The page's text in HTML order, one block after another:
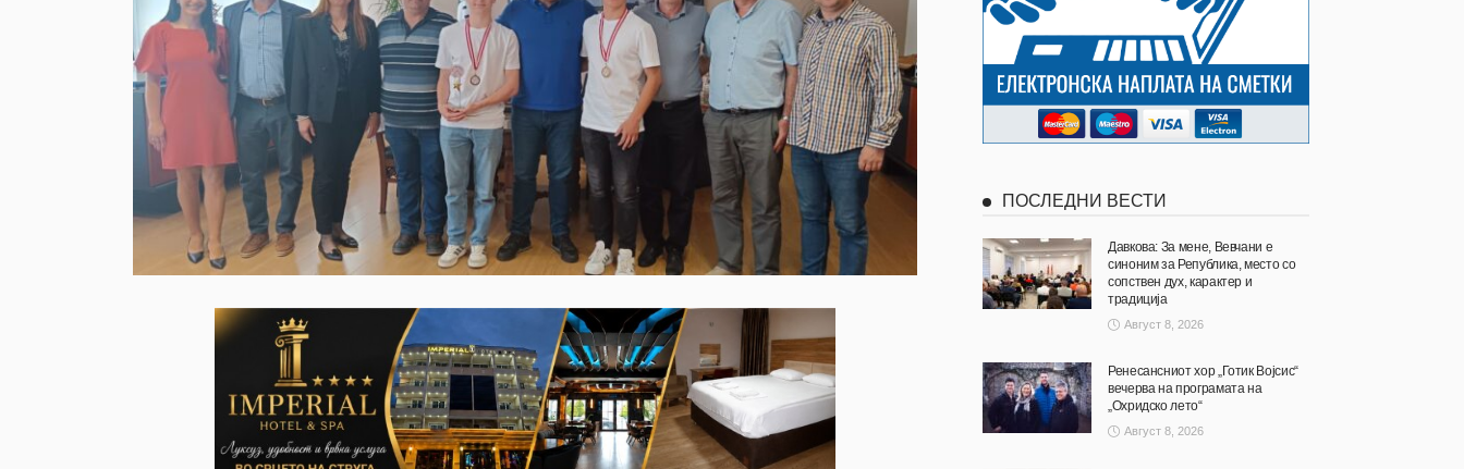
ПОСЛЕДНИ ВЕСТИ
Давкова: За мене, Вевчани е
синоним за Република, место со
сопствен дух, карактер и
традиција
Август 8, 2026
Ренесансниот хор „Готик Војсис“
вечерва на програмата на
„Охридско лето“
Август 8, 2026